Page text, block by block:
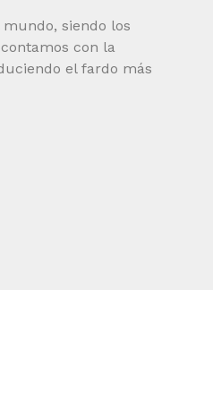
siendo los
con la
el fardo más